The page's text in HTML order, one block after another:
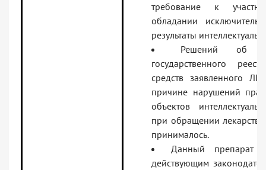
требование к
обладании
результаты
Решений об
государственного
средств заявленного
причине нарушений
объектов
при обращении
принималось.
Данный препарат
действующим